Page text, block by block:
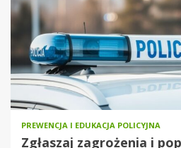
PREWENCJA I EDUKACJA POLICYJNA
Zgłaszaj zagrożenia i